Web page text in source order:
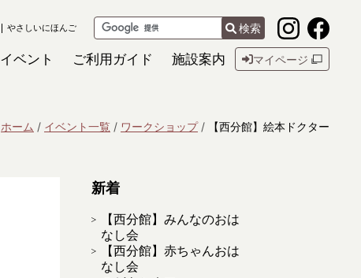
やさしいにほんご 検索
イベント ご利用ガイド 施設案内 マイページ
ホーム イベント一覧 ワークショップ 【西分館】絵本ドクター
新着
【西分館】みんなのおは
なし会
【西分館】赤ちゃんおは
なし会